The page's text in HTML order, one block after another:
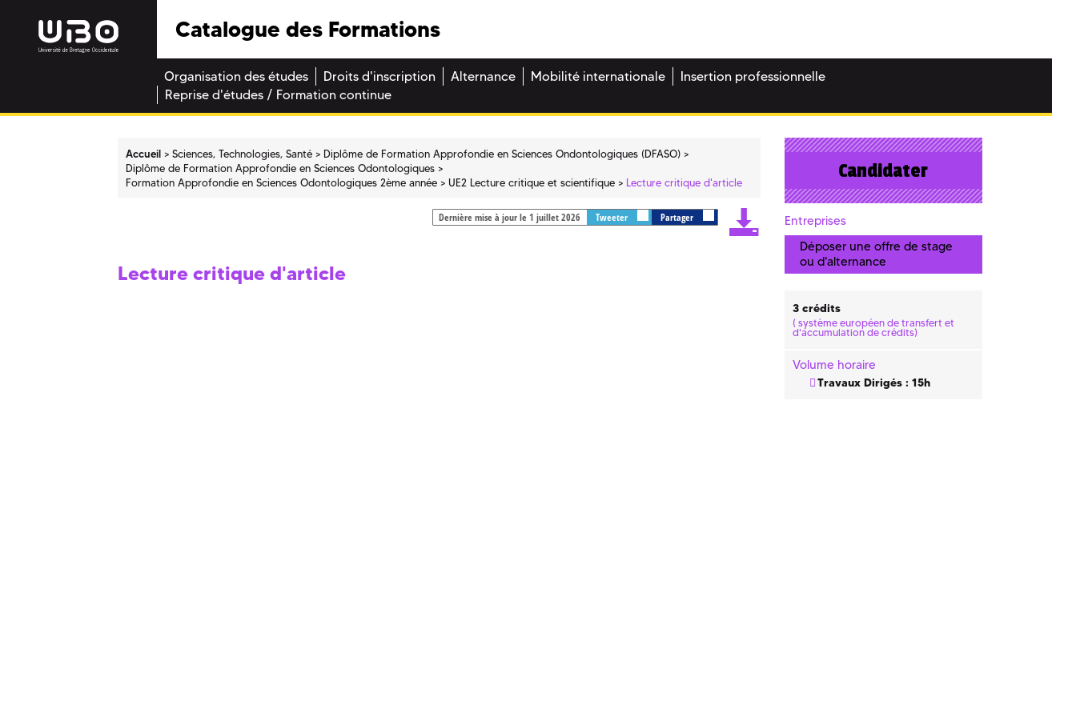
Catalogue des Formations
Organisation des études Droits d'inscription Alternance Mobilité internationale
Insertion professionnelle
Reprise d'études / Formation continue
Accueil Sciences, Technologies, Santé
Diplôme de Formation Approfondie en Sciences Ondontologiques (DFASO)
Diplôme de Formation Approfondie en Sciences Odontologiques
Formation Approfondie en Sciences Odontologiques 2ème année
UE2 Lecture critique et scientifique Lecture critique d'article
Dernière mise à jour le 1 juillet 2026 Tweeter Partager
Lecture critique d'article
Candidater
Entreprises
Déposer une offre de stage
ou d'alternance
3 crédits
( système européen de transfert et
d'accumulation de crédits)
Volume horaire
Travaux Dirigés : 15h